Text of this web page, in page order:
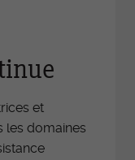
et
les domaines